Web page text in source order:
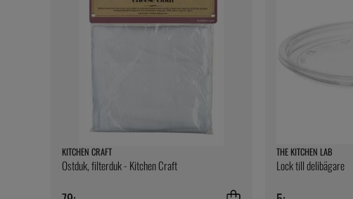
KITCHEN CRAFT
Ostduk, filterduk - Kitchen Craft
THE KITCHEN LAB
Lock till delibägare